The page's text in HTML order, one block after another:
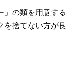
」の類を用意する
を捨てない方が良